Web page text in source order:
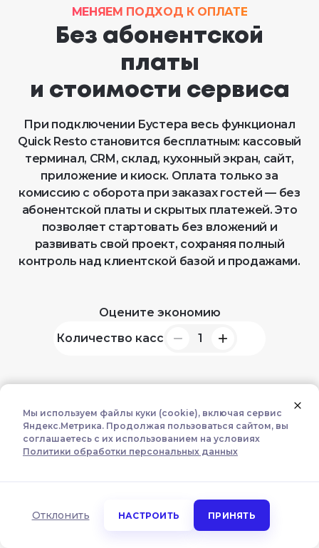
Мы используем файлы куки (cookie), включая сервис
Яндекс.Метрика. Продолжая пользоваться сайтом, вы
соглашаетесь с их использованием на условиях
Политики обработки персональных данных
Обязательные
Отклонить НАСТРОИТЬ ПРИНЯТЬ
МЕНЯЕМ ПОДХОД К ОПЛАТЕ
Без абонентской
платы
и стоимости сервиса
При подключении Бустера весь функционал
Quick Resto становится бесплатным: кассовый
терминал, CRM, склад, кухонный экран, сайт,
приложение и киоск. Оплата только за
комиссию с оборота при заказах гостей — без
абонентской платы и скрытых платежей. Это
позволяет стартовать без вложений и
развивать свой проект, сохраняя полный
контроль над клиентской базой и продажами.
Оцените экономию
Количество касс
1
Старт
Всё самое необходимое для управления
бизнесом
3% 0 ₽
4 990 ₽